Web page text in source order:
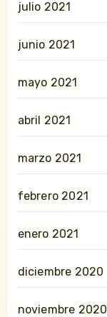
julio 2021
junio 2021
mayo 2021
abril 2021
marzo 2021
febrero 2021
enero 2021
diciembre 2020
noviembre 2020